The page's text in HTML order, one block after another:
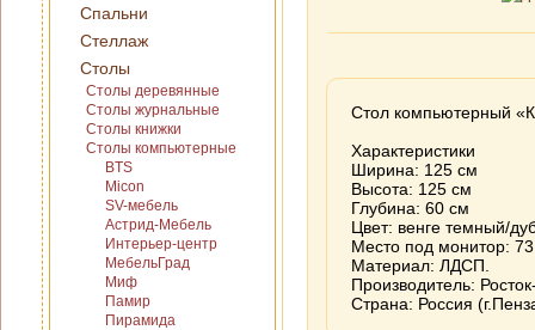
Спальни
Стеллаж
Столы
Столы деревянные
Столы журнальные
Столы книжки
Столы компьютерные
BTS
Micon
SV-мебель
Астрид-Мебель
Интерьер-центр
МебельГрад
Миф
Памир
Пирамида
Стол компьютерный
Характеристики
Ширина: 125 см
Высота: 125 см
Глубина: 60 см
Цвет: венге темный/
Место под монитор:
Материал: ЛДСП.
Производитель:
Страна: Россия